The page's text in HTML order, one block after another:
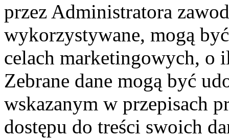
przez Administratora
wykorzystywane, mogą
celach marketingowych, o
Zebrane dane mogą być
wskazanym w przepisach
dostępu do treści swoich